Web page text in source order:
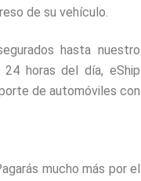
de su vehículo.
hasta nuestro
horas del día, eShip
de automóviles con
mucho más por el